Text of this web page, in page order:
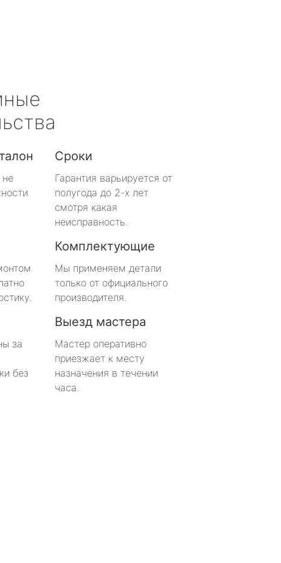
Сроки
Гарантия варьируется от
полугода до 2-х лет
смотря какая
неисправность.
Комплектующие
Мы применяем детали
только от официального
производителя.
за
без
Выезд мастера
Мастер оперативно
приезжает к месту
назначения в течении
часа.